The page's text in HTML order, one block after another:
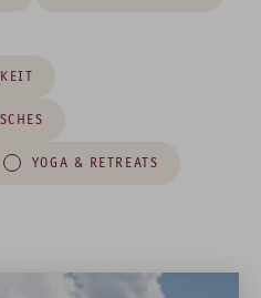
YOGA & RETREATS